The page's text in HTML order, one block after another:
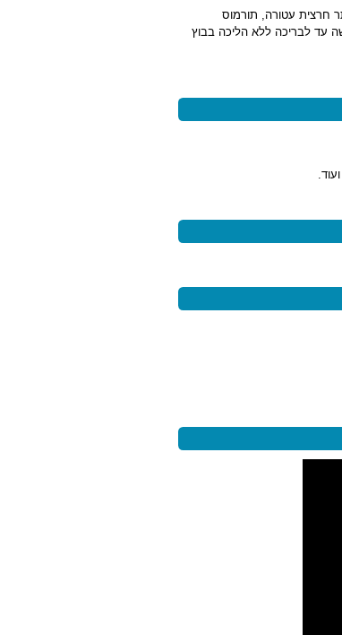
היתר חרצית עטורה, תורמוס
המאפשר גישה עד לבריכה ללא הליכה בבוץ